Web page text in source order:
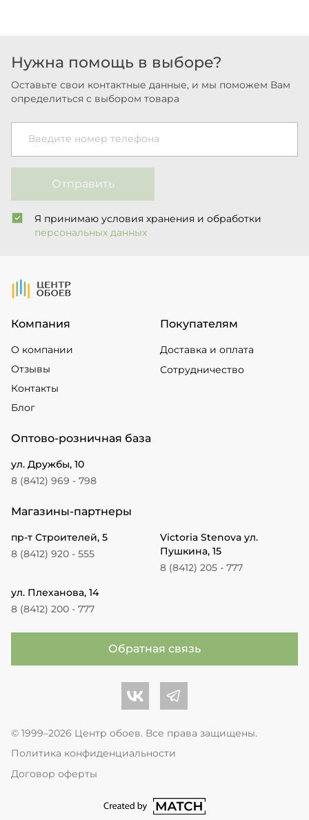
Нужна помощь в выборе?
Оставьте свои контактные данные, и мы поможем Вам
определиться с выбором товара
Введите номер телефона
Отправить
Я принимаю условия хранения и обработки
персональных данных
На Главную
Компания
О компании
Отзывы
Контакты
Блог
Покупателям
Доставка и оплата
Сотрудничество
Оптово-розничная база
ул. Дружбы, 10
8 (8412) 969 - 798
Магазины-партнеры
пр-т Строителей, 5
8 (8412) 920 - 555
Victoria Stenova ул.
Пушкина, 15
8 (8412) 205 - 777
ул. Плеханова, 14
8 (8412) 200 - 777
Обратная связь
Центр обоев во Вконтакте
Центр обоев в Телеграме
© 1999–2026 Центр обоев. Все права защищены.
Политика конфиденциальности
Договор оферты
перейти на сайт студии Match